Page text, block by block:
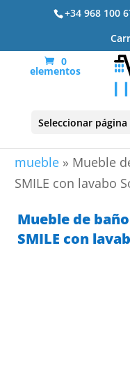
+34 968 100
0
elementos
Seleccionar página
mueble » Mueble
SMILE con lavabo
Mueble de
SMILE con